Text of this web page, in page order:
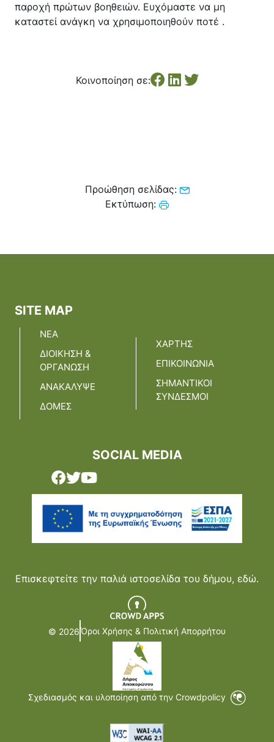
παροχή πρώτων βοηθειών. Ευχόμαστε να μη
καταστεί ανάγκη να χρησιμοποιηθούν ποτέ .
Κοινοποίηση σε:
Προώθηση σελίδας:
Εκτύπωση:
SITE MAP
ΝΕΑ
ΔΙΟΙΚΗΣΗ &
ΟΡΓΑΝΩΣΗ
ΑΝΑΚΑΛΥΨΕ
ΔΟΜΕΣ
ΧΑΡΤΗΣ
ΕΠΙΚΟΙΝΩΝΙΑ
ΣΗΜΑΝΤΙΚΟΙ
ΣΥΝΔΕΣΜΟΙ
SOCIAL MEDIA
Επισκεφτείτε την παλιά ιστοσελίδα του δήμου, εδώ.
© 2026Όροι Χρήσης & Πολιτική Απορρήτου
Σχεδιασμός και υλοποίηση από την Crowdpolicy